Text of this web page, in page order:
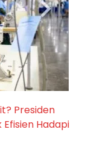
Presiden
Hadapi